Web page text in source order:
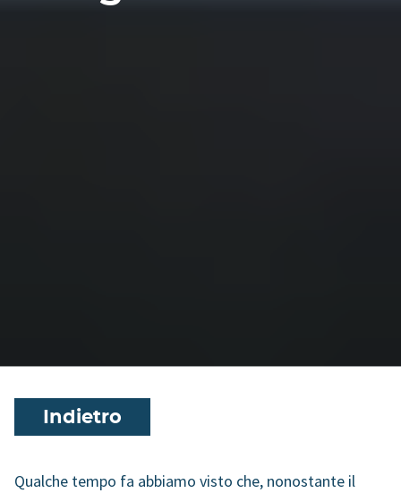
Indietro
Qualche tempo fa abbiamo visto che, nonostante il